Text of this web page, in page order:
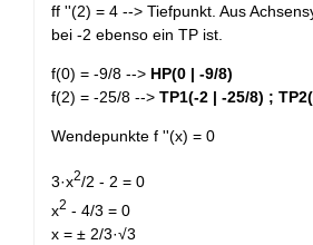
ff ''(2) = 4 --> Tiefpunkt. Aus
bei -2 ebenso ein TP ist.
f(0) = -9/8 --> HP(0 | -9/8)
f(2) = -25/8 --> TP1(-2 | -25/8) ;
Wendepunkte f ''(x) = 0
3·x2/2 - 2 = 0
x2 - 4/3 = 0
x = ± 2/3·√3